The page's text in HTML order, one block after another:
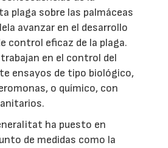
plaga sobre las palmáceas
avanzar en el desarrollo
control eficaz de la plaga.
en el control del
ensayos de tipo biológico,
o químico, con
ha puesto en
de medidas como la